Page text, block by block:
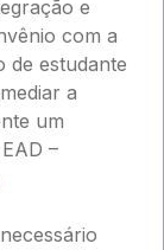
e
com a
de estudante
a
um
–